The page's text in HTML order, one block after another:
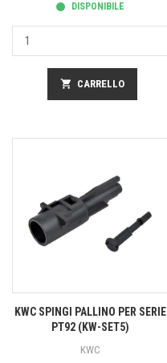
DISPONIBILE
shopping_cart CARRELLO
KWC SPINGI PALLINO PER SERIE
PT92 (KW-SET5)
KWC